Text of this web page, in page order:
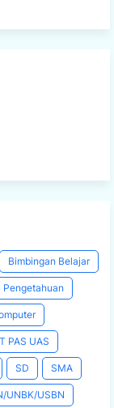
Bimbingan Belajar
Pengetahuan
PAS UAS
SD SMA
UNBK/USBN